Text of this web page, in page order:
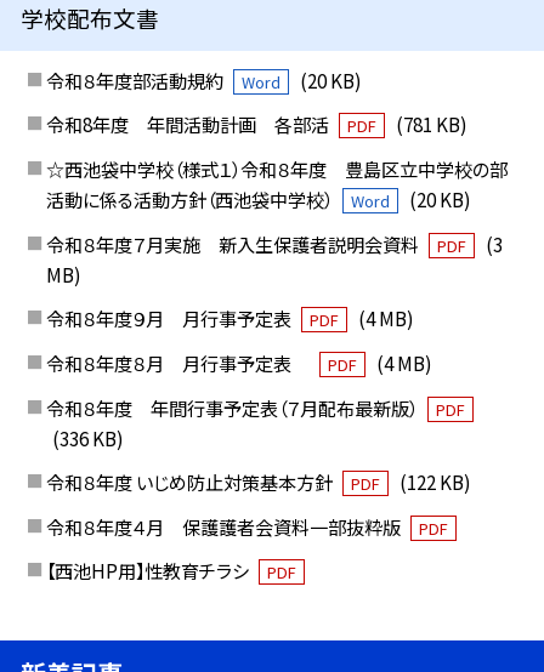
学校配布文書
令和８年度部活動規約 Word
(20 KB)
令和8年度 年間活動計画 各部活
PDF
(781 KB)
☆西池袋中学校（様式１）令和８年度 豊島区立中学校の部
活動に係る活動方針（西池袋中学校）
Word
(20 KB)
令和８年度７月実施 新入生保護者説明会資料
PDF
(3
MB)
令和８年度９月 月行事予定表
PDF
(4 MB)
令和８年度８月 月行事予定表
PDF
(4 MB)
令和８年度 年間行事予定表（７月配布最新版）
PDF
(336 KB)
令和８年度 いじめ防止対策基本方針
PDF
(122 KB)
令和８年度４月 保護護者会資料一部抜粋版
PDF
【西池HP用】性教育チラシ PDF